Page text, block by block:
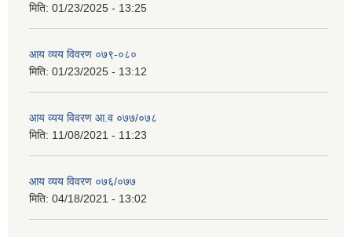
मिति: 01/23/2025 - 13:25
आय व्यय विवरण ०७९-०८०
मिति: 01/23/2025 - 13:12
आय व्यय विवरण आ.व ०७७/०७८
मिति: 11/08/2021 - 11:23
आय व्यय विवरण ०७६/०७७
मिति: 04/18/2021 - 13:02